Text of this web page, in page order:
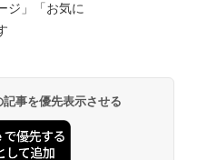
ジ」「お気に
事を優先表示させる